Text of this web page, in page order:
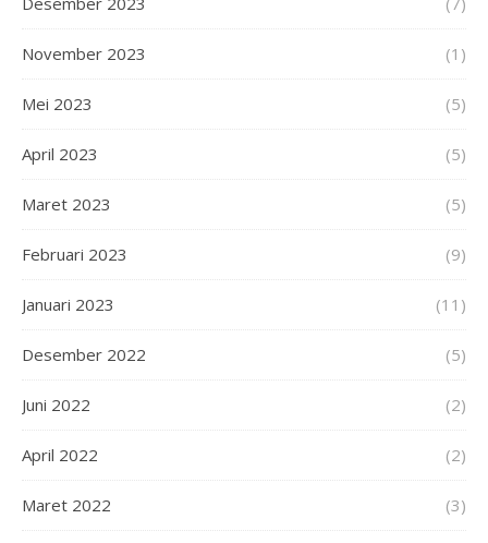
November 2023 (1)
Mei 2023 (5)
April 2023 (5)
Maret 2023 (5)
Februari 2023 (9)
Januari 2023 (11)
Desember 2022 (5)
Juni 2022 (2)
April 2022 (2)
Maret 2022 (3)